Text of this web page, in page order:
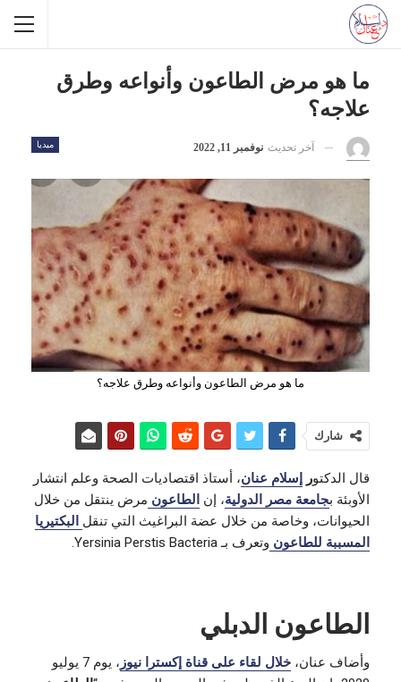
ما هو مرض الطاعون وأنواعه وطرق
علاجه؟
ميديا آخر تحديث نوفمبر 11, 2022
ما هو مرض الطاعون وأنواعه وطرق علاجه؟
شارك
قال الدكتور إسلام عنان، أستاذ اقتصاديات الصحة وعلم انتشار
الأوبئة بجامعة مصر الدولية، إن الطاعون مرض ينتقل من خلال
الحيوانات، وخاصة من خلال عضة البراغيث التي تنقل البكتيريا
المسببة للطاعون وتعرف بـ Yersinia Perstis Bacteria.
الطاعون الدبلي
وأضاف عنان، خلال لقاء على قناة إكسترا نيوز
، يوم 7 يوليو